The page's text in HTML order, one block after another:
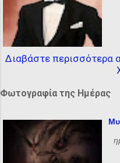
Διαβάστε περισσότερα
Φωτογραφία της Ημέρας